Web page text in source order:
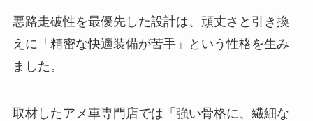
悪路走破性を最優先した設計は、頑丈さと引き換
えに「精密な快適装備が苦手」という性格を生み
ました。
取材したアメ車専門店では「強い骨格に、繊細な